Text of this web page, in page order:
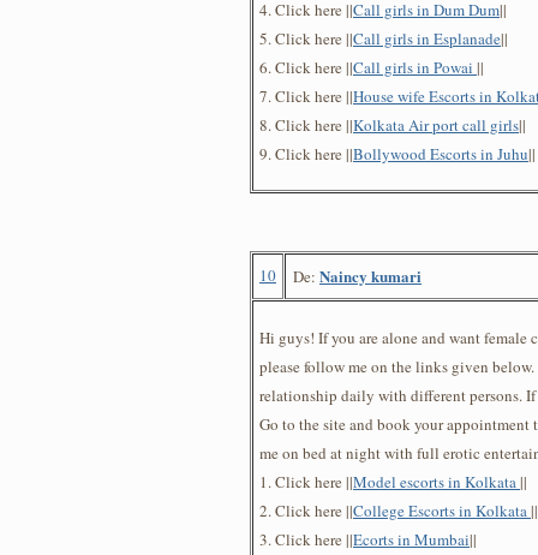
4. Click here ||Call girls in Dum Dum||
5. Click here ||Call girls in Esplanade||
6. Click here ||Call girls in Powai ||
7. Click here ||House wife Escorts in
8. Click here ||Kolkata Air port call girls||
9. Click here ||Bollywood Escorts in Juhu||
10 De: Naincy kumari
Hi guys! If you are alone and want female
please follow me on the links given
relationship daily with different persons. If
Go to the site and book your appointment
me on bed at night with full erotic
1. Click here ||Model escorts in Kolkata||
2. Click here ||College Escorts in Kolkata||
3. Click here ||Ecorts in Mumbai||